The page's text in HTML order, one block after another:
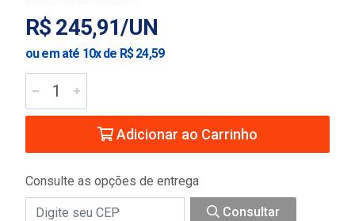
R$ 245,91/UN
ou em até 10x de R$ 24,59
Adicionar ao Carrinho
Consulte as opções de entrega
Consultar